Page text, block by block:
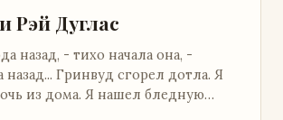
Рэй Дуглас
назад, - тихо начала она, -
назад... Гринвуд сгорел дотла. Я
из дома. Я нашел бледную